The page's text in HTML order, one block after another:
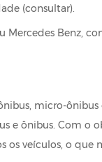
(consultar).
Benz,
micro-ônibus
e ônibus. Com o
veículos, o que